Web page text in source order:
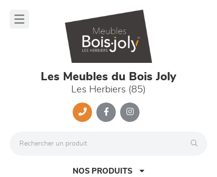
Les Meubles du Bois Joly
Les Herbiers (85)
NOS PRODUITS